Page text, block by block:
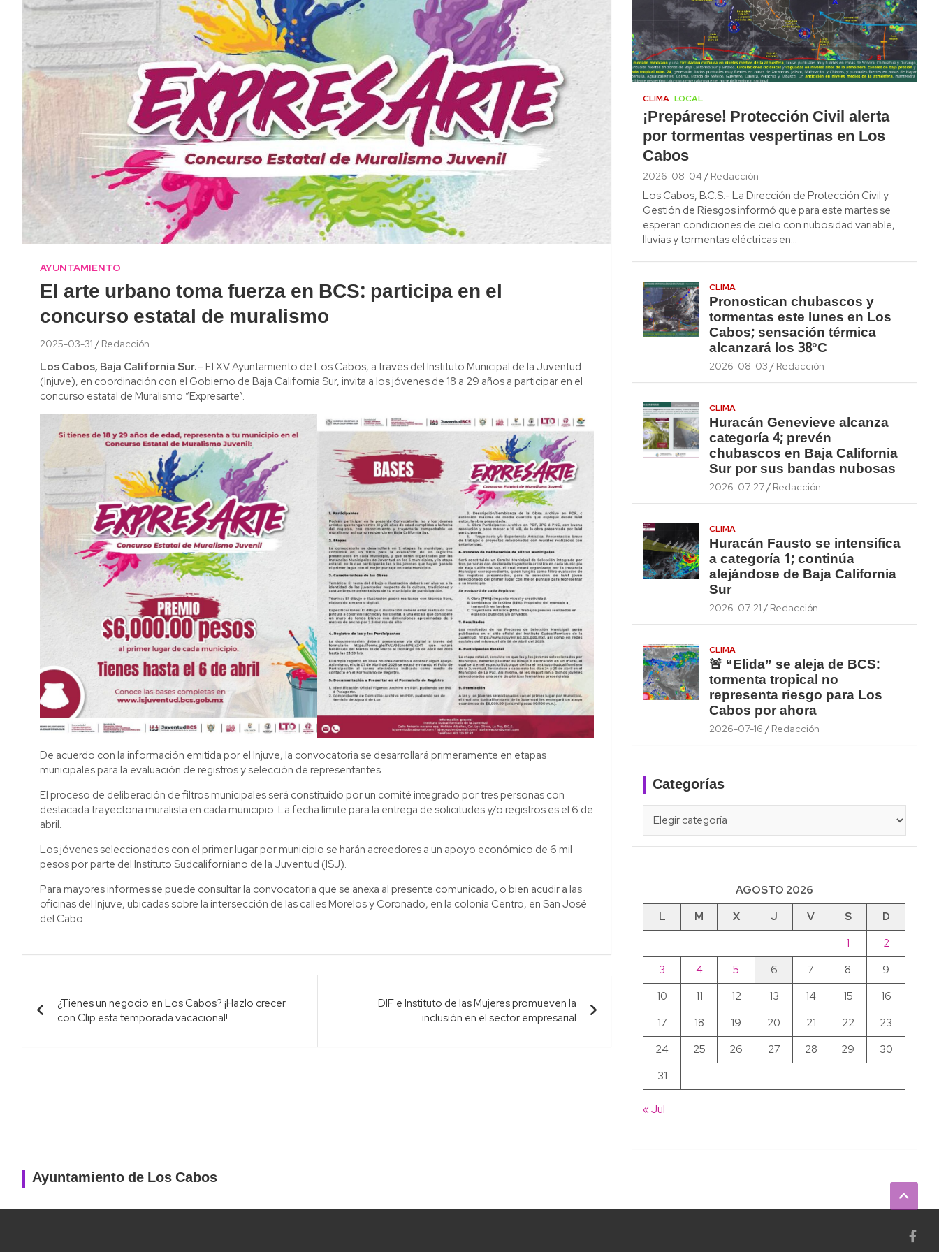
AYUNTAMIENTO
El arte urbano toma fuerza en BCS: participa en el
concurso estatal de muralismo
2025-03-31 Redacción
Los Cabos, Baja California Sur.– El XV Ayuntamiento de Los Cabos, a través del Instituto Municipal de la Juventud
(Injuve), en coordinación con el Gobierno de Baja California Sur, invita a los jóvenes de 18 a 29 años a participar en el
concurso estatal de Muralismo “Expresarte”.
De acuerdo con la información emitida por el Injuve, la convocatoria se desarrollará primeramente en etapas
municipales para la evaluación de registros y selección de representantes.
El proceso de deliberación de filtros municipales será constituido por un comité integrado por tres personas con
destacada trayectoria muralista en cada municipio. La fecha límite para la entrega de solicitudes y/o registros es el 6 de
abril.
Los jóvenes seleccionados con el primer lugar por municipio se harán acreedores a un apoyo económico de 6 mil
pesos por parte del Instituto Sudcaliforniano de la Juventud (ISJ).
Para mayores informes se puede consultar la convocatoria que se anexa al presente comunicado, o bien acudir a las
oficinas del Injuve, ubicadas sobre la intersección de las calles Morelos y Coronado, en la colonia Centro, en San José
del Cabo.
Navegación
de
entradas
¿Tienes un negocio en Los Cabos? ¡Hazlo crecer
con Clip esta temporada vacacional!
DIF e Instituto de las Mujeres promueven la
inclusión en el sector empresarial
CLIMA LOCAL
¡Prepárese! Protección Civil alerta
por tormentas vespertinas en Los
Cabos
2026-08-04 Redacción
Los Cabos, B.C.S.- La Dirección de Protección Civil y
Gestión de Riesgos informó que para este martes se
esperan condiciones de cielo con nubosidad variable,
lluvias y tormentas eléctricas en…
CLIMA
Pronostican chubascos y
tormentas este lunes en Los
Cabos; sensación térmica
alcanzará los 38°C
2026-08-03 Redacción
CLIMA
Huracán Genevieve alcanza
categoría 4; prevén
chubascos en Baja California
Sur por sus bandas nubosas
2026-07-27 Redacción
CLIMA
Huracán Fausto se intensifica
a categoría 1; continúa
alejándose de Baja California
Sur
2026-07-21 Redacción
CLIMA
🚨 “Elida” se aleja de BCS:
tormenta tropical no
representa riesgo para Los
Cabos por ahora
2026-07-16 Redacción
Categorías
AGOSTO 2026
L
M X J V S
D
1
2
3
4 5 6 7 8
9
10
11 12 13 14 15
16
17
18 19 20 21 22
23
24
25 26 27 28 29
30
31
« Jul
Ayuntamiento de Los Cabos